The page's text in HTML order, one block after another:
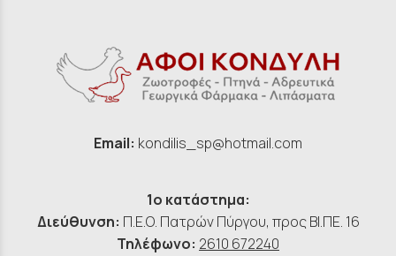
Email: kondilis_sp@hotmail.com
1ο κατάστημα:
Διεύθυνση: Π.Ε.Ο. Πατρών Πύργου, προς ΒΙ.ΠΕ. 16
Τηλέφωνο: 2610 672240